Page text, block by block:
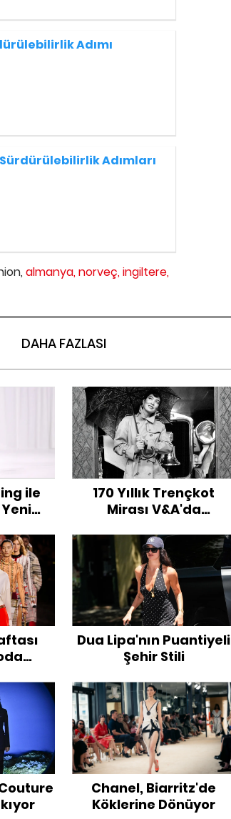
Adımı
Adımları
almanya,norveç,ingiltere,
DAHA FAZLASI
ile
170 Yıllık Trençkot
Mirası V&A'da
Dua Lipa'nın Puantiyeli
Şehir Stili
Chanel, Biarritz'de
Köklerine Dönüyor